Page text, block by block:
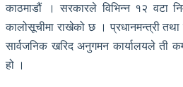
काठमाडौं । सरकारले विभिन्न १२ वटा
कालोसूचीमा राखेको छ । प्रधानमन्त्री तथा
सार्वजनिक खरिद अनुगमन कार्यालयले ती
हो ।